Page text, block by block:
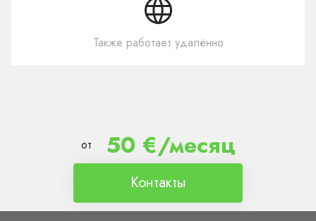
Также работает удалённо
от 50 €/месяц
Контакты